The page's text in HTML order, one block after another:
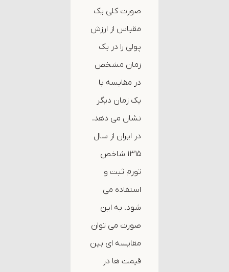
صورت کلی یک
مقیاس از ارزش
پولی را در یک
زمان مشخص
در مقایسه با
یک زمان دیگر
نشان می دهد.
در ایران از سال
۱۳۱۵ شاخص
تورم ثبت و
استفاده می
شود. به این
صورت می توان
مقایسه ای بین
قیمت ها در